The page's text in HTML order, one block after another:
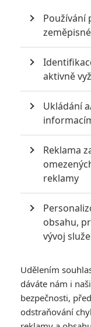
se
Scénář napsal
jméno autora, ale
Čtěte také:
Děj filmu je
cosi pravěkého. Na
nelítostnému
Yeti (v češtině
sněžném muži. V
variantu najdete na
Konkrétně Yetti je
mužích vycházejí z
medvědy nebo
podvody žily
Film produkujeJon
Používání
aktivně
Ukládání
Reklama
reklamy
obsahu,
vývoj
Udělením
dáváte nám i
bezpečnosti,
odstraňování